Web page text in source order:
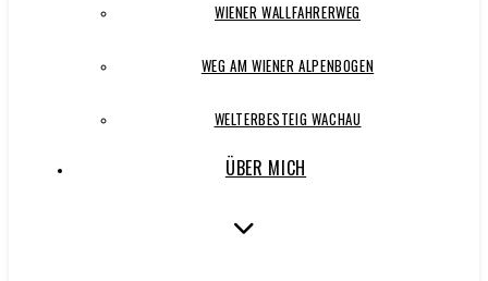
WIENER WALLFAHRERWEG
WEG AM WIENER ALPENBOGEN
WELTERBESTEIG WACHAU
ÜBER MICH